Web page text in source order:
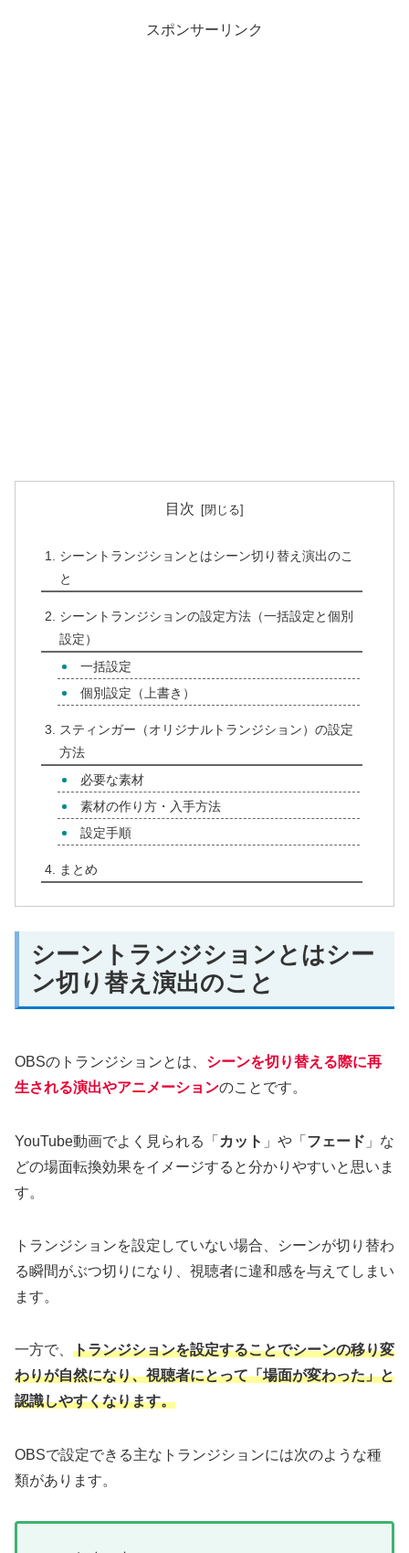
スポンサーリンク
目次
シーントランジションとはシーン切り替え演出のこ
と
シーントランジションの設定方法（一括設定と個別
設定）
一括設定
個別設定（上書き）
スティンガー（オリジナルトランジション）の設定
方法
必要な素材
素材の作り方・入手方法
設定手順
まとめ
シーントランジションとはシー
ン切り替え演出のこと
OBSのトランジションとは、 シーンを切り替える際に再
生される演出やアニメーションのことです。
YouTube動画でよく見られる「 カット 」や「 フェード 」な
どの場面転換効果をイメージすると分かりやすいと思いま
す。
トランジションを設定していない場合、シーンが切り替わ
る瞬間がぶつ切りになり、視聴者に違和感を与えてしまい
ます。
一方で、 トランジションを設定することでシーンの移り変
わりが自然になり、視聴者にとって「場面が変わった」と
認識しやすくなります。
OBSで設定できる主なトランジションには次のような種
類があります。